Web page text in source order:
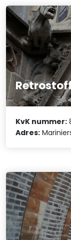
KvK nummer:
Adres: